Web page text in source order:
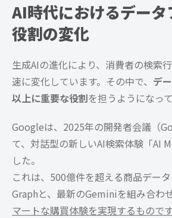
AI時代におけるデータ
役割の変化
生成AIの進化により、消費者の検索
速に変化しています。その中で、 デ
以上に重要な役割を担うようになって
Googleは、2025年の開発者会議（
て、対話型の新しいAI検索体験「AI
した。
これは、500億件を超える商品デー
Graphと、最新のGeminiを組み合わせ
マートな購買体験を実現するものです